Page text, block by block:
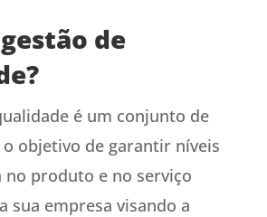
de
é um conjunto de
objetivo de garantir níveis
no produto e no serviço
sua empresa visando a